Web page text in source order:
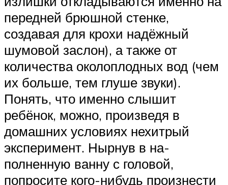
передней брюшной стенке,
создавая для крохи надёжный
шумовой заслон), а также от
количества околоплодных вод (чем
их больше, тем глуше звуки).
Понять, что именно слышит
ребёнок, можно, произведя в
домашних условиях нехитрый
эксперимент. Нырнув в на-
полненную ванну с головой,
попросите кого-нибудь произнести